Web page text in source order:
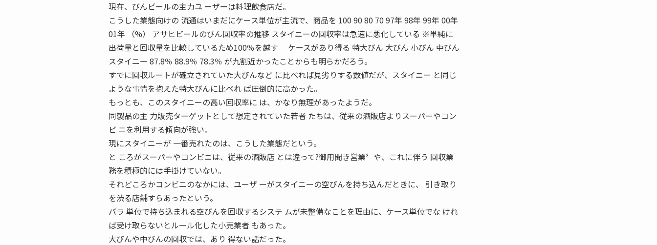
現在、びんビールの主力ユ ーザーは料理飲食店だ。
こうした業態向けの 流通はいまだにケース単位が主流で、商品を 100 90 80 70 97年 98年 99年 00年
01年 （%） アサヒビールのびん回収率の推移 スタイニーの回収率は急速に悪化している ※単純に
出荷量と回収量を比較しているため100％を越す ケースがあり得る 特大びん 大びん 小びん 中びん
スタイニー 87.8％ 88.9％ 78.3％ が九割近かったことからも明らかだろう。
すでに回収ルートが確立されていた大びんなど に比べれば見劣りする数値だが、スタイニー と同じ
ような事情を抱えた特大びんに比べれ ば圧倒的に高かった。
もっとも、このスタイニーの高い回収率に は、かなり無理があったようだ。
同製品の主 力販売ターゲットとして想定されていた若者 たちは、従来の酒販店よりスーパーやコン
ビ ニを利用する傾向が強い。
現にスタイニーが 一番売れたのは、こうした業態だという。
と ころがスーパーやコンビニは、従来の酒販店 とは違って?御用聞き営業〞や、これに伴う 回収業
務を積極的には手掛けていない。
それどころかコンビニのなかには、ユーザ ーがスタイニーの空びんを持ち込んだときに、 引き取り
を渋る店舗すらあったという。
バラ 単位で持ち込まれる空びんを回収するシステ ムが未整備なことを理由に、ケース単位でな けれ
ば受け取らないとルール化した小売業者 もあった。
大びんや中びんの回収では、あり 得ない話だった。